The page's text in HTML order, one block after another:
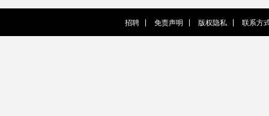
招聘 免责声明 版权隐私 联系方